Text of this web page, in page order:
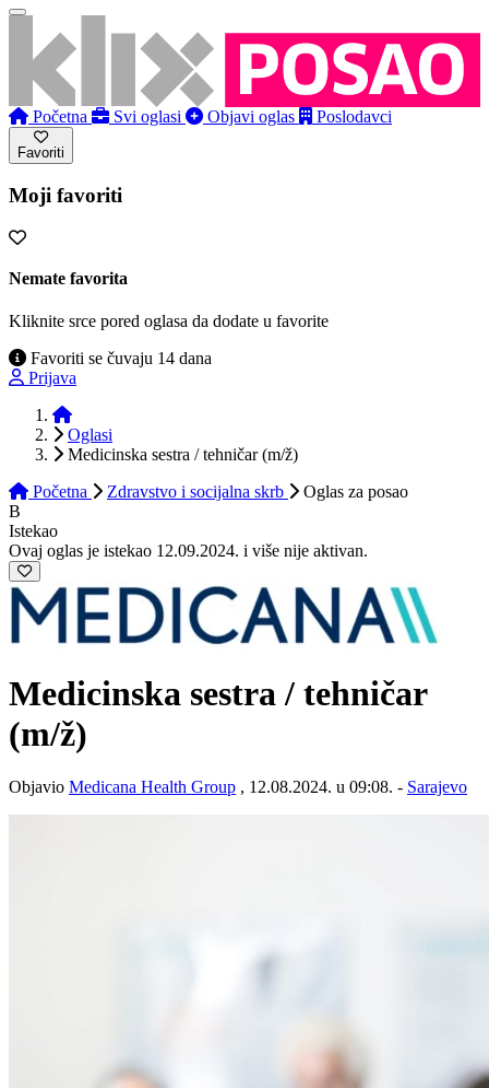
Početna Svi oglasi Objavi oglas Poslodavci
Favoriti
Moji favoriti
Nemate favorita
Kliknite srce pored oglasa da dodate u favorite
Favoriti se čuvaju 14 dana
Prijava
Početna
Oglasi
Medicinska sestra / tehničar (m/ž)
Početna
Zdravstvo i socijalna skrb Oglas za posao
B
Istekao
Ovaj oglas je istekao 12.09.2024. i više nije aktivan.
Medicinska sestra / tehničar
(m/ž)
Objavio Medicana Health Group , 12.08.2024. u 09:08. - Sarajevo